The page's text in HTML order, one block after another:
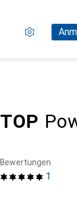
Einstellungen
Kundenkonto
Merklisten
Warenkorb
TOP
1
Bewertungen